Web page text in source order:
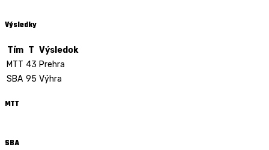
Výsledky
Tím T Výsledok
MTT 43 Prehra
SBA 95 Výhra
MTT
SBA